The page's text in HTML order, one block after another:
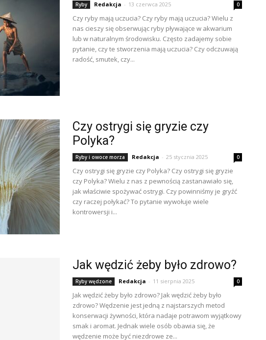
Ryby Redakcja - 13 czerwca 2025 0
Czy ryby mają uczucia? Czy ryby mają uczucia? Wielu z
nas cieszy się obserwując ryby pływające w akwarium
lub w naturalnym środowisku. Często zadajemy sobie
pytanie, czy te stworzenia mają uczucia? Czy odczuwają
radość, smutek, czy...
Czy ostrygi się gryzie czy
Polyka?
Ryby i owoce morza Redakcja - 25 stycznia 2025 0
Czy ostrygi się gryzie czy Polyka? Czy ostrygi się gryzie
czy Polyka? Wielu z nas z pewnością zastanawiało się,
jak właściwie spożywać ostrygi. Czy powinniśmy je gryźć
czy raczej połykać? To pytanie wywołuje wiele
kontrowersji i...
Jak wędzić żeby było zdrowo?
Ryby wędzone Redakcja - 11 sierpnia 2025 0
Jak wędzić żeby było zdrowo? Jak wędzić żeby było
zdrowo? Wędzenie jest jedną z najstarszych metod
konserwacji żywności, która nadaje potrawom wyjątkowy
smak i aromat. Jednak wiele osób obawia się, że
wędzenie może być niezdrowe ze...